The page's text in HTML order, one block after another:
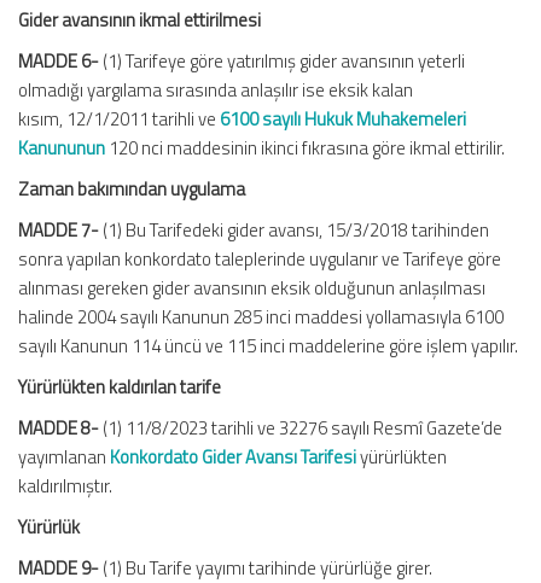
Gider avansının ikmal ettirilmesi
MADDE 6-(1) Tarifeye göre yatırılmış gider avansının yeterli
olmadığı yargılama sırasında anlaşılır ise eksik kalan
kısım, 12/1/2011 tarihli ve 6100 sayılı Hukuk Muhakemeleri
Kanununun 120 nci maddesinin ikinci fıkrasına göre ikmal ettirilir.
Zaman bakımından uygulama
MADDE 7-(1) Bu Tarifedeki gider avansı, 15/3/2018 tarihinden
sonra yapılan konkordato taleplerinde uygulanır ve Tarifeye göre
alınması gereken gider avansının eksik olduğunun anlaşılması
halinde 2004 sayılı Kanunun 285 inci maddesi yollamasıyla 6100
sayılı Kanunun 114 üncü ve 115 inci maddelerine göre işlem yapılır.
Yürürlükten kaldırılan tarife
MADDE 8-(1) 11/8/2023 tarihli ve 32276 sayılı Resmî Gazete’de
yayımlanan Konkordato Gider Avansı Tarifesiyürürlükten
kaldırılmıştır.
Yürürlük
MADDE 9-(1) Bu Tarife yayımı tarihinde yürürlüğe girer.